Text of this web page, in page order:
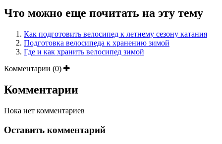
Что можно еще почитать на эту тему
Как подготовить велосипед к летнему сезону катания
Подготовка велосипеда к хранению зимой
Где и как хранить велосипед зимой
Комментарии (0)
Комментарии
Пока нет комментариев
Оставить комментарий